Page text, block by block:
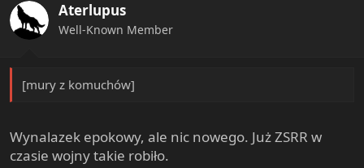
Aterlupus
Well-Known Member
[mury z komuchów]
Wynalazek epokowy, ale nic nowego. Już ZSRR w
czasie wojny takie robiło.